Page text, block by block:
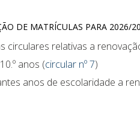
circulares relativas a
anos (circular nº 7)
anos de escolaridade a